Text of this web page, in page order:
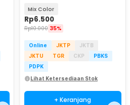
Mix Color
Rp6.500
Rp10.000 35%
Online JKTP
JKTB
JKTU
TGR CKP
PBKS
PDPK
Lihat Ketersediaan Stok
+ Keranjang